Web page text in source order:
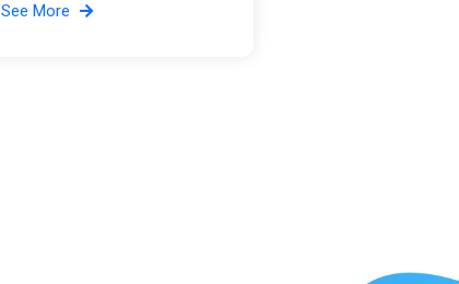
See More